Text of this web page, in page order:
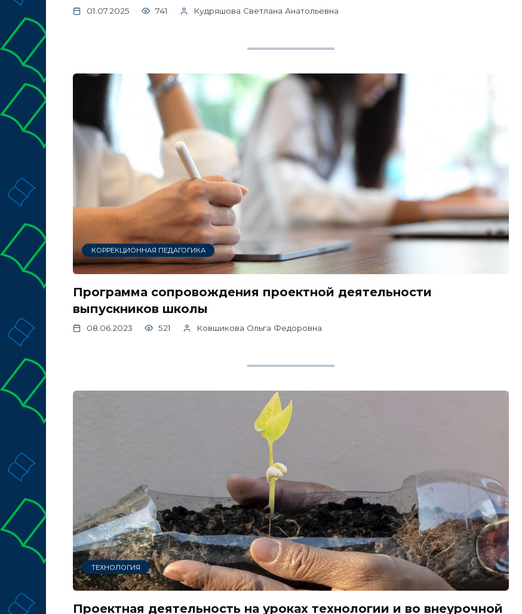
01.07.2025 741 Кудряшова Светлана Анатольевна
КОРРЕКЦИОННАЯ ПЕДАГОГИКА
Программа сопровождения проектной деятельности
выпускников школы
08.06.2023 521 Ковшикова Ольга Федоровна
ТЕХНОЛОГИЯ
Проектная деятельность на уроках технологии и во внеурочной